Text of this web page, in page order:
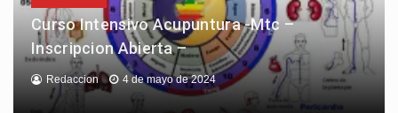
Curso Intensivo Acupuntura -Mtc –
Inscripcion Abierta –
Redaccion 4 de mayo de 2024